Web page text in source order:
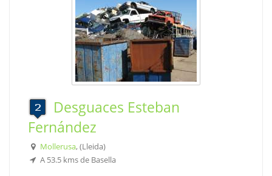
Desguaces Esteban
Fernández
Mollerusa, (Lleida)
A 53.5 kms de Basella